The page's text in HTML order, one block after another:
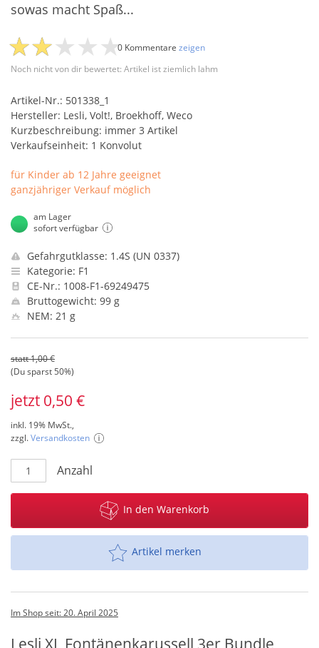
sowas macht Spaß...
Noch nicht von dir bewertet: Artikel ist ziemlich lahm
0 Kommentare zeigen
Artikel-Nr.: 501338_1
Hersteller: Lesli, Volt!, Broekhoff, Weco
Kurzbeschreibung: immer 3 Artikel
Verkaufseinheit: 1 Konvolut
für Kinder ab 12 Jahre geeignet
ganzjähriger Verkauf möglich
am Lager
sofort verfügbar
Gefahrgutklasse: 1.4S (UN 0337)
Kategorie: F1
CE-Nr.: 1008-F1-69249475
Bruttogewicht: 99 g
NEM: 21 g
statt 1,00 €
(Du sparst 50%)
jetzt 0,50 €
inkl. 19% MwSt.,
zzgl.Versandkosten
Anzahl
In den Warenkorb
Artikel merken
Im Shop seit: 20. April 2025
Lesli XL Fontänenkarussell 3er Bundle